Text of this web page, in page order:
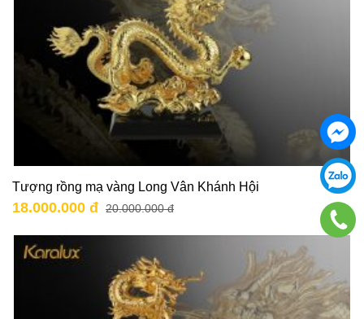
Tượng rồng mạ vàng Long Vân Khánh Hội
18.000.000 đ 20.000.000 đ